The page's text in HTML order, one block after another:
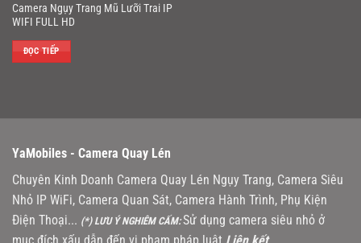
Camera Ngụy Trang Mũ Lưỡi Trai IP
WIFI FULL HD
ĐỌC TIẾP
YaMobiles - Camera Quay Lén
Chuyên Kinh Doanh Camera Quay Lén Ngụy Trang, Camera Siêu
Nhỏ IP WiFi, Camera Quan Sát, Camera Hành Trình, Phụ Kiện
Điện Thoại... (*) LƯU Ý NGHIÊM CẤM:Sử dụng camera siêu nhỏ ở
mục đích xấu dẫn đến vi phạm pháp luật Liên kết